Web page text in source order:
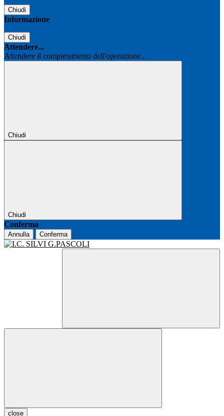
Chiudi
Informazione
Chiudi
Attendere...
Attendere il completamento dell'operazione...
Chiudi
Chiudi
Conferma
Annulla Conferma
close